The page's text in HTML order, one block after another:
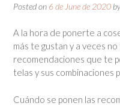
Posted on 6 de June de 2020
A la hora de ponerte a
más te gustan y a veces
recomendaciones que te
telas y sus combinaciones
Cuándo se ponen las